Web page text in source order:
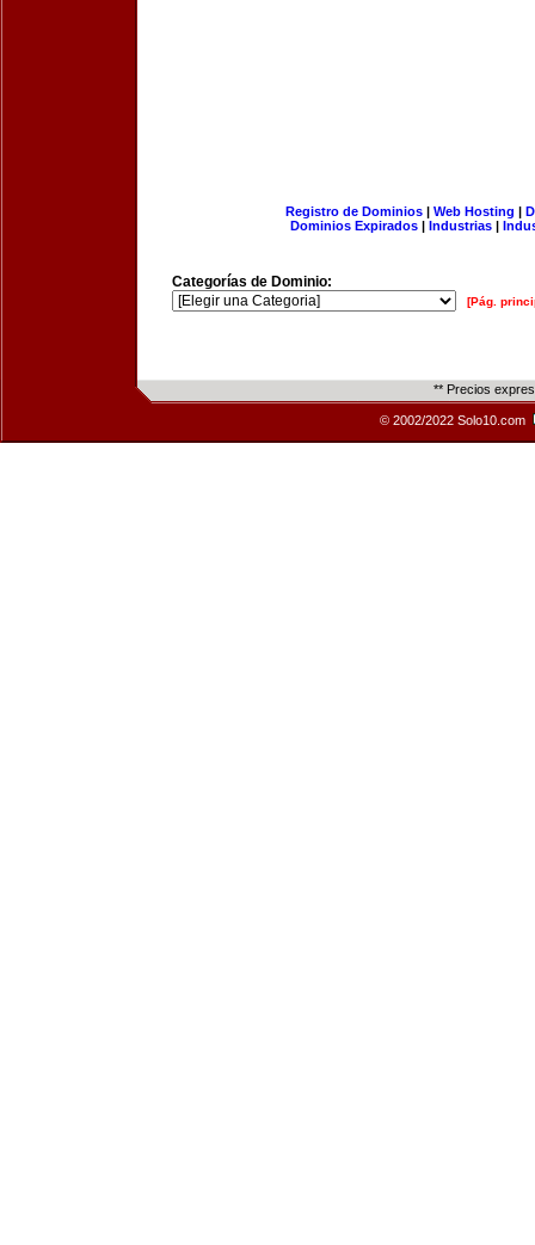
Registro de Dominios| Web Hosting |
Dominios Expirados | Industrias |
Categorías de Dominio:
[Pág.
** Precios
© 2002/2022 Solo10.com